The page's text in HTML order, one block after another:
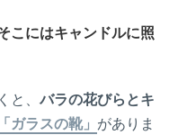
こにはキャンドルに照
と、バラの花びらとキ
「ガラスの靴」 がありま